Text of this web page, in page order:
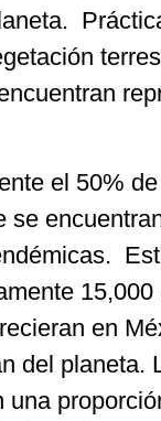
el 50%
se
en
del planeta.
una